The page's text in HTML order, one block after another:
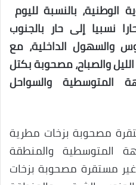
الوطنية، بالنسبة لليوم
نسبيا إلى حار بالجنوب
والسهول الداخلية، مع
والصباح، مصحوبة بكتل
المتوسطية والسواحل
مصحوبة بزخات مطرية
المتوسطية والمنطقة
غير مستقرة مصحوبة بزخات